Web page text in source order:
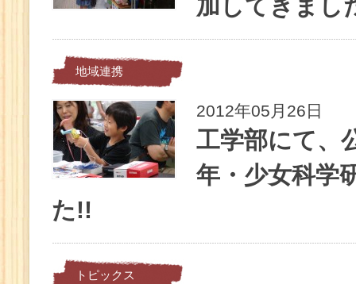
加してきまし
地域連携
2012年05月26日
工学部にて、
年・少女科学
た!!
トピックス